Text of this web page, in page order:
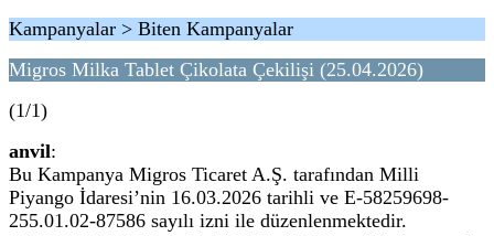
Kampanyalar > Biten Kampanyalar
Migros Milka Tablet Çikolata Çekilişi (25.04.2026)
(1/1)
anvil:
Bu Kampanya Migros Ticaret A.Ş. tarafından Milli
Piyango İdaresi’nin 16.03.2026 tarihli ve E-58259698-
255.01.02-87586 sayılı izni ile düzenlenmektedir.